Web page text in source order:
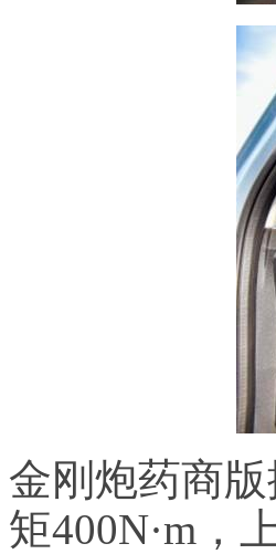
金刚炮药商
矩400N·m ，